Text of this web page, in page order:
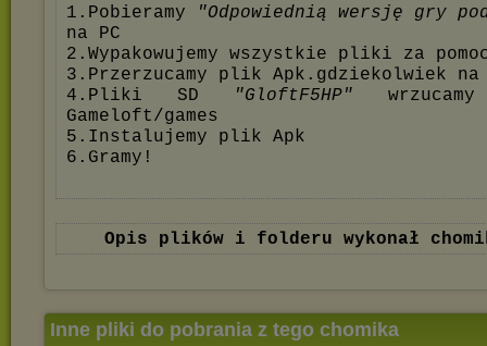
1.Pobieramy
"Odpowiednią wersję gry
na PC
2.Wypakowujemy wszystkie pliki za
3.Przerzucamy plik Apk.gdziekolwiek
4.Pliki SD
"GloftF5HP"
Gameloft/games
5.Instalujemy plik Apk
6.Gramy!
Opis plików i folderu wykonał
Inne pliki do pobrania z tego chomika